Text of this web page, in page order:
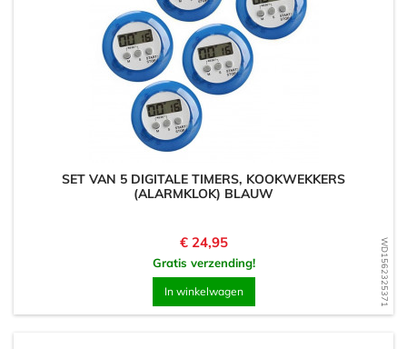
WD1562325371
SET VAN 5 DIGITALE TIMERS, KOOKWEKKERS
(ALARMKLOK) BLAUW
Prijs
€ 24,95
Gratis verzending!
In winkelwagen